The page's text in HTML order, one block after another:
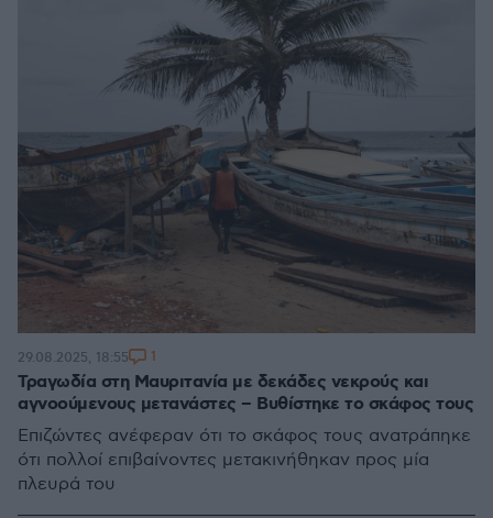
Τραγωδία στη Μαυριτανία με δεκάδες νεκρούς και
αγνοούμενους μετανάστες – Βυθίστηκε το σκάφος τους
Επιζώντες ανέφεραν ότι το σκάφος τους ανατράπηκε
ότι πολλοί επιβαίνοντες μετακινήθηκαν προς μία
πλευρά του
29.08.2025, 18:55 1